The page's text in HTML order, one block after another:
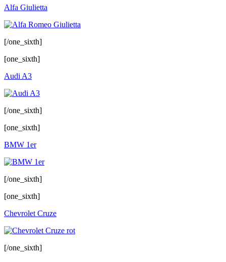
Alfa Giulietta
[/one_sixth]
[one_sixth]
Audi A3
[/one_sixth]
[one_sixth]
BMW 1er
[/one_sixth]
[one_sixth]
Chevrolet Cruze
[/one_sixth]